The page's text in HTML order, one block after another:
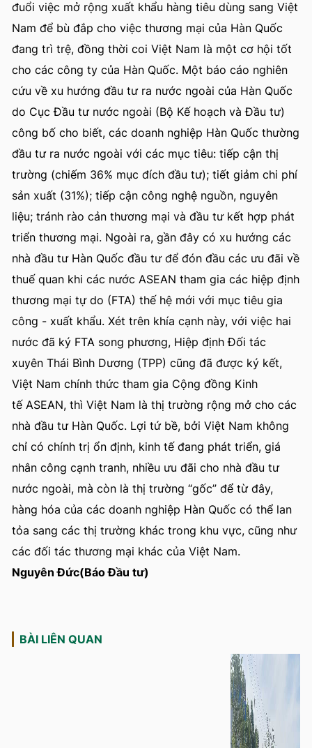
đuổi việc mở rộng xuất khẩu hàng tiêu dùng sang Việt
Nam để bù đắp cho việc thương mại của Hàn Quốc
đang trì trệ, đồng thời coi Việt Nam là một cơ hội tốt
cho các công ty của Hàn Quốc. Một báo cáo nghiên
cứu về xu hướng đầu tư ra nước ngoài của Hàn Quốc
do Cục Đầu tư nước ngoài (Bộ Kế hoạch và Đầu tư)
công bố cho biết, các doanh nghiệp Hàn Quốc thường
đầu tư ra nước ngoài với các mục tiêu: tiếp cận thị
trường (chiếm 36% mục đích đầu tư); tiết giảm chi phí
sản xuất (31%); tiếp cận công nghệ nguồn, nguyên
liệu; tránh rào cản thương mại và đầu tư kết hợp phát
triển thương mại. Ngoài ra, gần đây có xu hướng các
nhà đầu tư Hàn Quốc đầu tư để đón đầu các ưu đãi về
thuế quan khi các nước ASEAN tham gia các hiệp định
thương mại tự do (FTA) thế hệ mới với mục tiêu gia
công - xuất khẩu. Xét trên khía cạnh này, với việc hai
nước đã ký FTA song phương, Hiệp định Đối tác
xuyên Thái Bình Dương (TPP) cũng đã được ký kết,
Việt Nam chính thức tham gia Cộng đồng Kinh
tế ASEAN, thì Việt Nam là thị trường rộng mở cho các
nhà đầu tư Hàn Quốc. Lợi tứ bề, bởi Việt Nam không
chỉ có chính trị ổn định, kinh tế đang phát triển, giá
nhân công cạnh tranh, nhiều ưu đãi cho nhà đầu tư
nước ngoài, mà còn là thị trường “gốc” để từ đây,
hàng hóa của các doanh nghiệp Hàn Quốc có thể lan
tỏa sang các thị trường khác trong khu vực, cũng như
các đối tác thương mại khác của Việt Nam.
Nguyên Đức(Báo Đầu tư)
BÀI LIÊN QUAN